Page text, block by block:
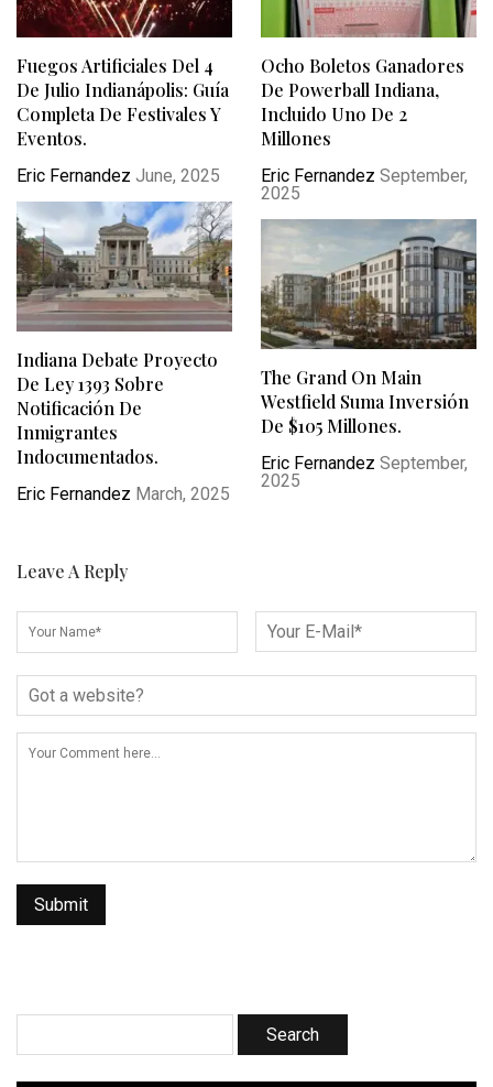
Fuegos Artificiales Del 4
De Julio Indianápolis: Guía
Completa De Festivales Y
Eventos.
Eric Fernandez June, 2025
Ocho Boletos Ganadores
De Powerball Indiana,
Incluido Uno De 2
Millones
Eric Fernandez September,
2025
Indiana Debate Proyecto
De Ley 1393 Sobre
Notificación De
Inmigrantes
Indocumentados.
Eric Fernandez March, 2025
The Grand On Main
Westfield Suma Inversión
De $105 Millones.
Eric Fernandez September,
2025
Leave A Reply